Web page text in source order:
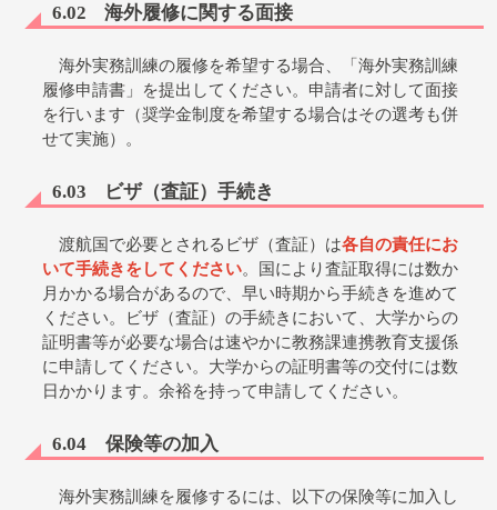
6.02 海外履修に関する面接
海外実務訓練の履修を希望する場合、「海外実務訓練
履修申請書」を提出してください。申請者に対して面接
を行います（奨学金制度を希望する場合はその選考も併
せて実施）。
6.03 ビザ（査証）手続き
渡航国で必要とされるビザ（査証）は各自の責任にお
いて手続きをしてください。国により査証取得には数か
月かかる場合があるので、早い時期から手続きを進めて
ください。ビザ（査証）の手続きにおいて、大学からの
証明書等が必要な場合は速やかに教務課連携教育支援係
に申請してください。大学からの証明書等の交付には数
日かかります。余裕を持って申請してください。
6.04 保険等の加入
海外実務訓練を履修するには、以下の保険等に加入し